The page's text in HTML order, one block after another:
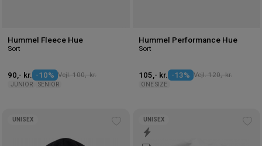
Hummel Fleece Hue
Sort
90,- kr. -10% Vejl. 100,- kr.
JUNIOR SENIOR
Hummel Performance Hue
Sort
105,- kr. -13% Vejl. 120,- kr.
ONE SIZE
UNISEX UNISEX